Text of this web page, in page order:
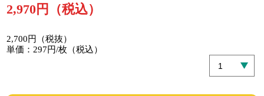
2,970円（税込）
2,700円（税抜）
単価：297円/枚（税込）